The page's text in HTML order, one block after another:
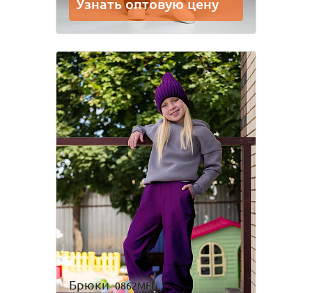
Брюки 0862MFfi